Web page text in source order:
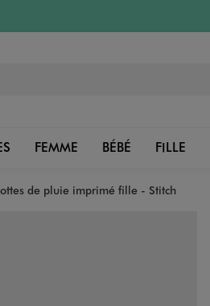
FEMME BÉBÉ FILLE
de pluie imprimé fille - Stitch